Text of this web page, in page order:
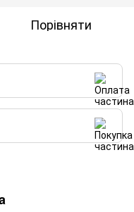
Порівняти